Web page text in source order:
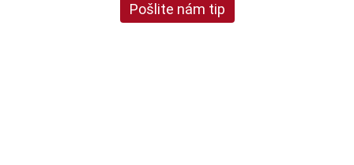
Pošlite nám tip